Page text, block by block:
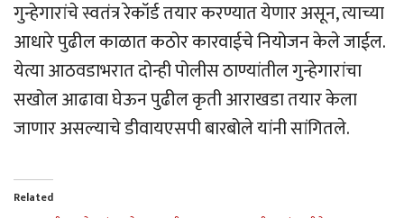
गुन्हेगारांचे स्वतंत्र रेकॉर्ड तयार करण्यात येणार असून, त्याच्या
आधारे पुढील काळात कठोर कारवाईचे नियोजन केले जाईल.
येत्या आठवडाभरात दोन्ही पोलीस ठाण्यांतील गुन्हेगारांचा
सखोल आढावा घेऊन पुढील कृती आराखडा तयार केला
जाणार असल्याचे डीवायएसपी बारबोले यांनी सांगितले.
Related